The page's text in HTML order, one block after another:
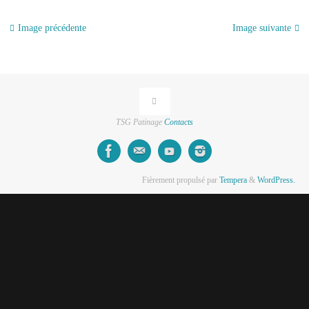
Image précédente Image suivante
TSG Patinage Contacts
Fièrement propulsé par Tempera & WordPress.